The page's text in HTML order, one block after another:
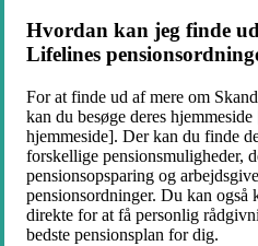
Hvordan kan jeg finde
Lifelines
For at finde ud af mere om
kan du besøge deres
hjemmeside]. Der kan du finde
forskellige pensionsmuligheder,
pensionsopsparing og
pensionsordninger. Du kan også
direkte for at få personlig
bedste pensionsplan for dig.